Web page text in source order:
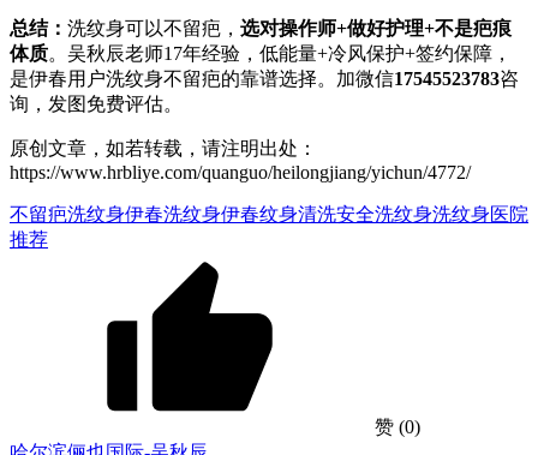
总结： 洗纹身可以不留疤， 选对操作师+做好护理+不是疤痕
体质。吴秋辰老师17年经验，低能量+冷风保护+签约保障，
是伊春用户洗纹身不留疤的靠谱选择。加微信17545523783咨
询，发图免费评估。
原创文章，如若转载，请注明出处：
https://www.hrbliye.com/quanguo/heilongjiang/yichun/4772/
不留疤洗纹身伊春洗纹身伊春纹身清洗安全洗纹身洗纹身医院
推荐
赞 (0)